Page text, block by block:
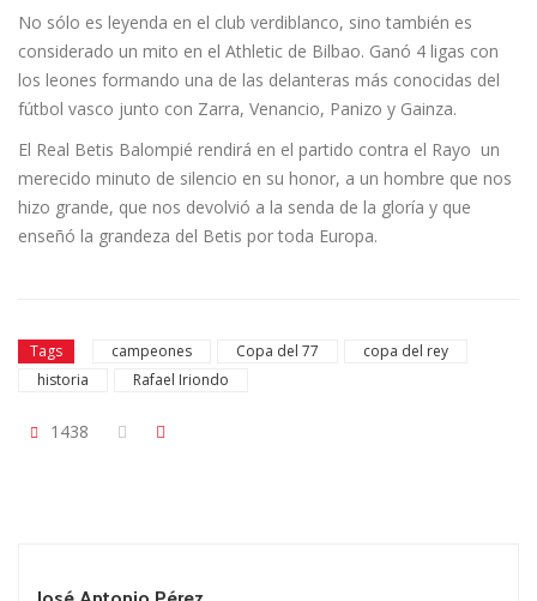
No sólo es leyenda en el club verdiblanco, sino también es
considerado un mito en el Athletic de Bilbao. Ganó 4 ligas con
los leones formando una de las delanteras más conocidas del
fútbol vasco junto con Zarra, Venancio, Panizo y Gainza.
El Real Betis Balompié rendirá en el partido contra el Rayo un
merecido minuto de silencio en su honor, a un hombre que nos
hizo grande, que nos devolvió a la senda de la gloría y que
enseñó la grandeza del Betis por toda Europa.
Tags campeones Copa del 77
copa del rey
historia
Rafael Iriondo
1438